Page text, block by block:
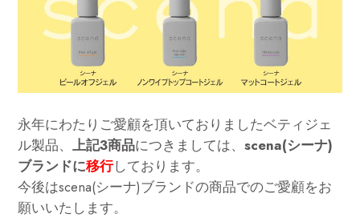
永年にわたりご愛顧を頂いておりましたベティジェ
ル製品、上記3商品につきましては、scena(シーナ)
ブランドに移行しております。
今後はscena(シーナ)ブランドの商品でのご愛顧をお
願いいたします。